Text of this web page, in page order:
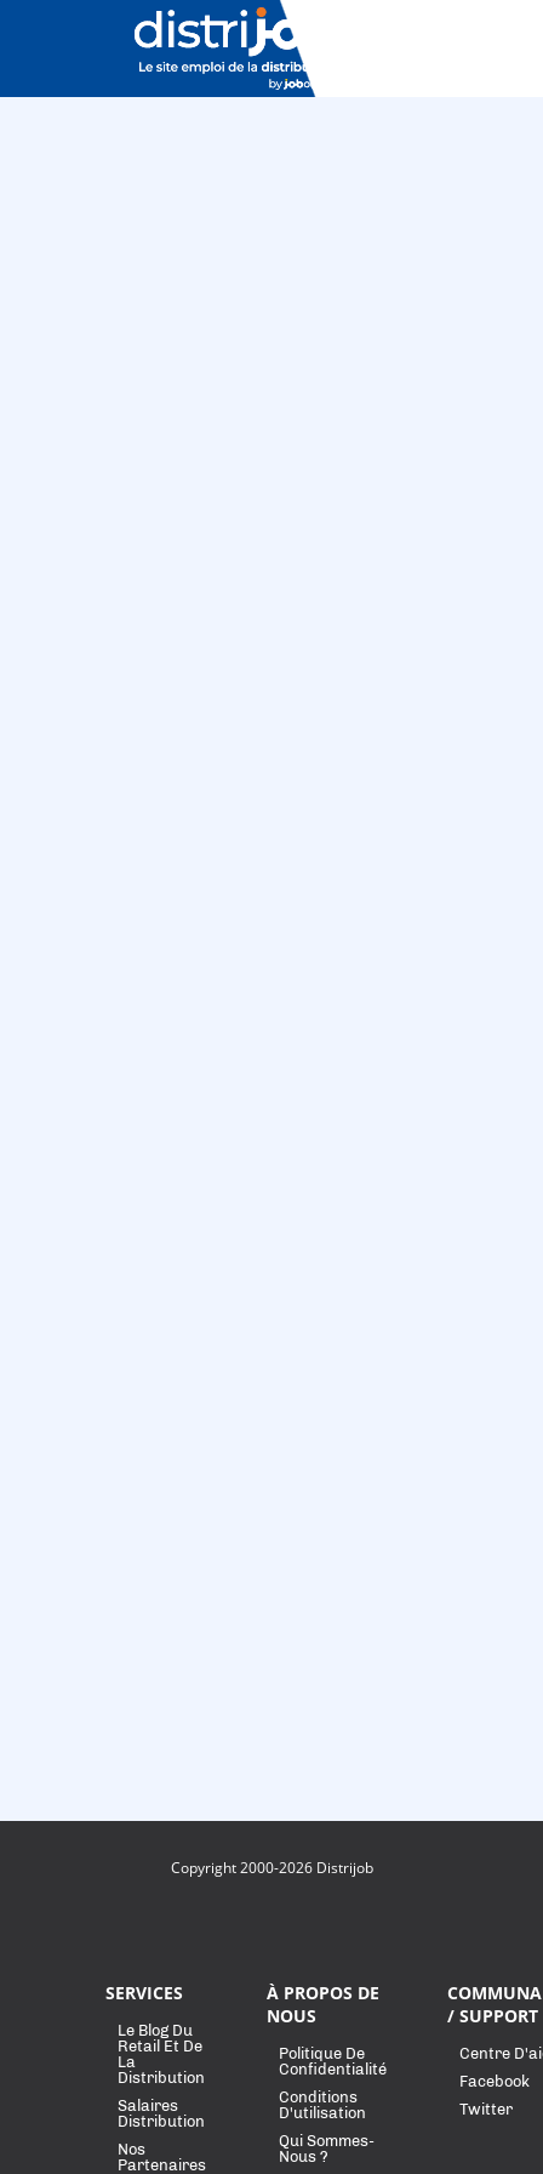
Copyright 2000-2026 Distrijob
SERVICES
Le Blog Du
Retail Et De
La
Distribution
Salaires
Distribution
Nos
Partenaires
À PROPOS DE
NOUS
Politique De
Confidentialité
Conditions
D'utilisation
Qui Sommes-
Nous ?
/ SUPPORT
Centre
Facebook
Twitter